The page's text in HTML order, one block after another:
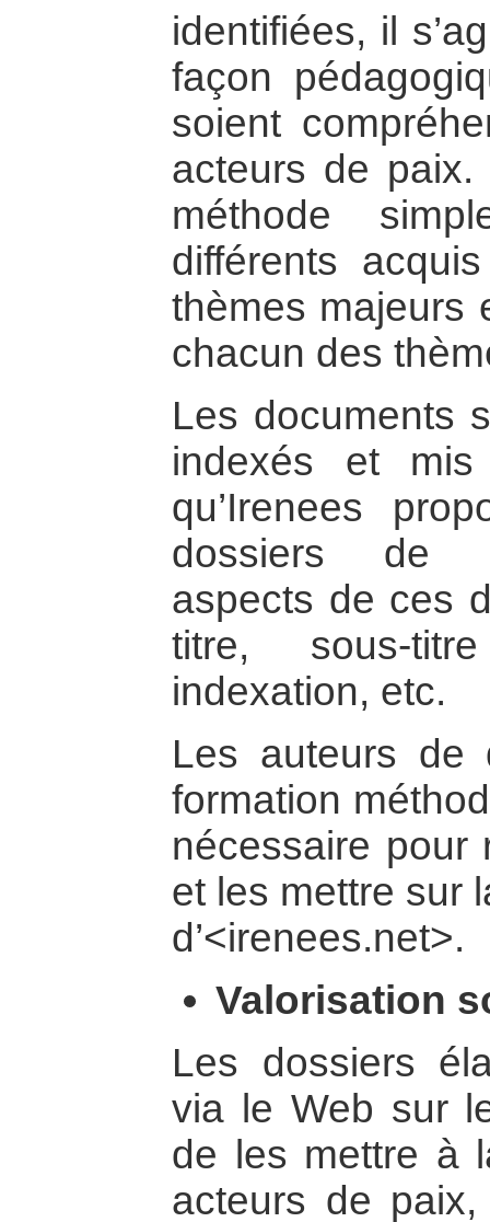
identifiées, il
façon
soient
acteurs de
méthode
différents
thèmes majeurs
chacun des
Les documents
indexés et
qu’Irenees
dossiers de
aspects de ces
titre, sous-
indexation, etc.
Les auteurs de
formation
nécessaire pour
et les mettre sur
d’<irenees.net>.
Valorisation
Les dossiers
via le Web sur
de les mettre à
acteurs de